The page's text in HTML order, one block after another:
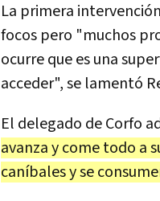
La primera
focos pero "muchos
ocurre que es una
acceder", se lamentó
El delegado de Corfo
avanza y come todo a
caníbales y se